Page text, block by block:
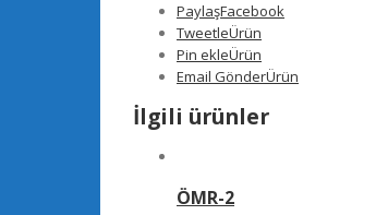
PaylaşFacebook
TweetleÜrün
Pin ekleÜrün
Email GönderÜrün
İlgili ürünler
ÖMR-2